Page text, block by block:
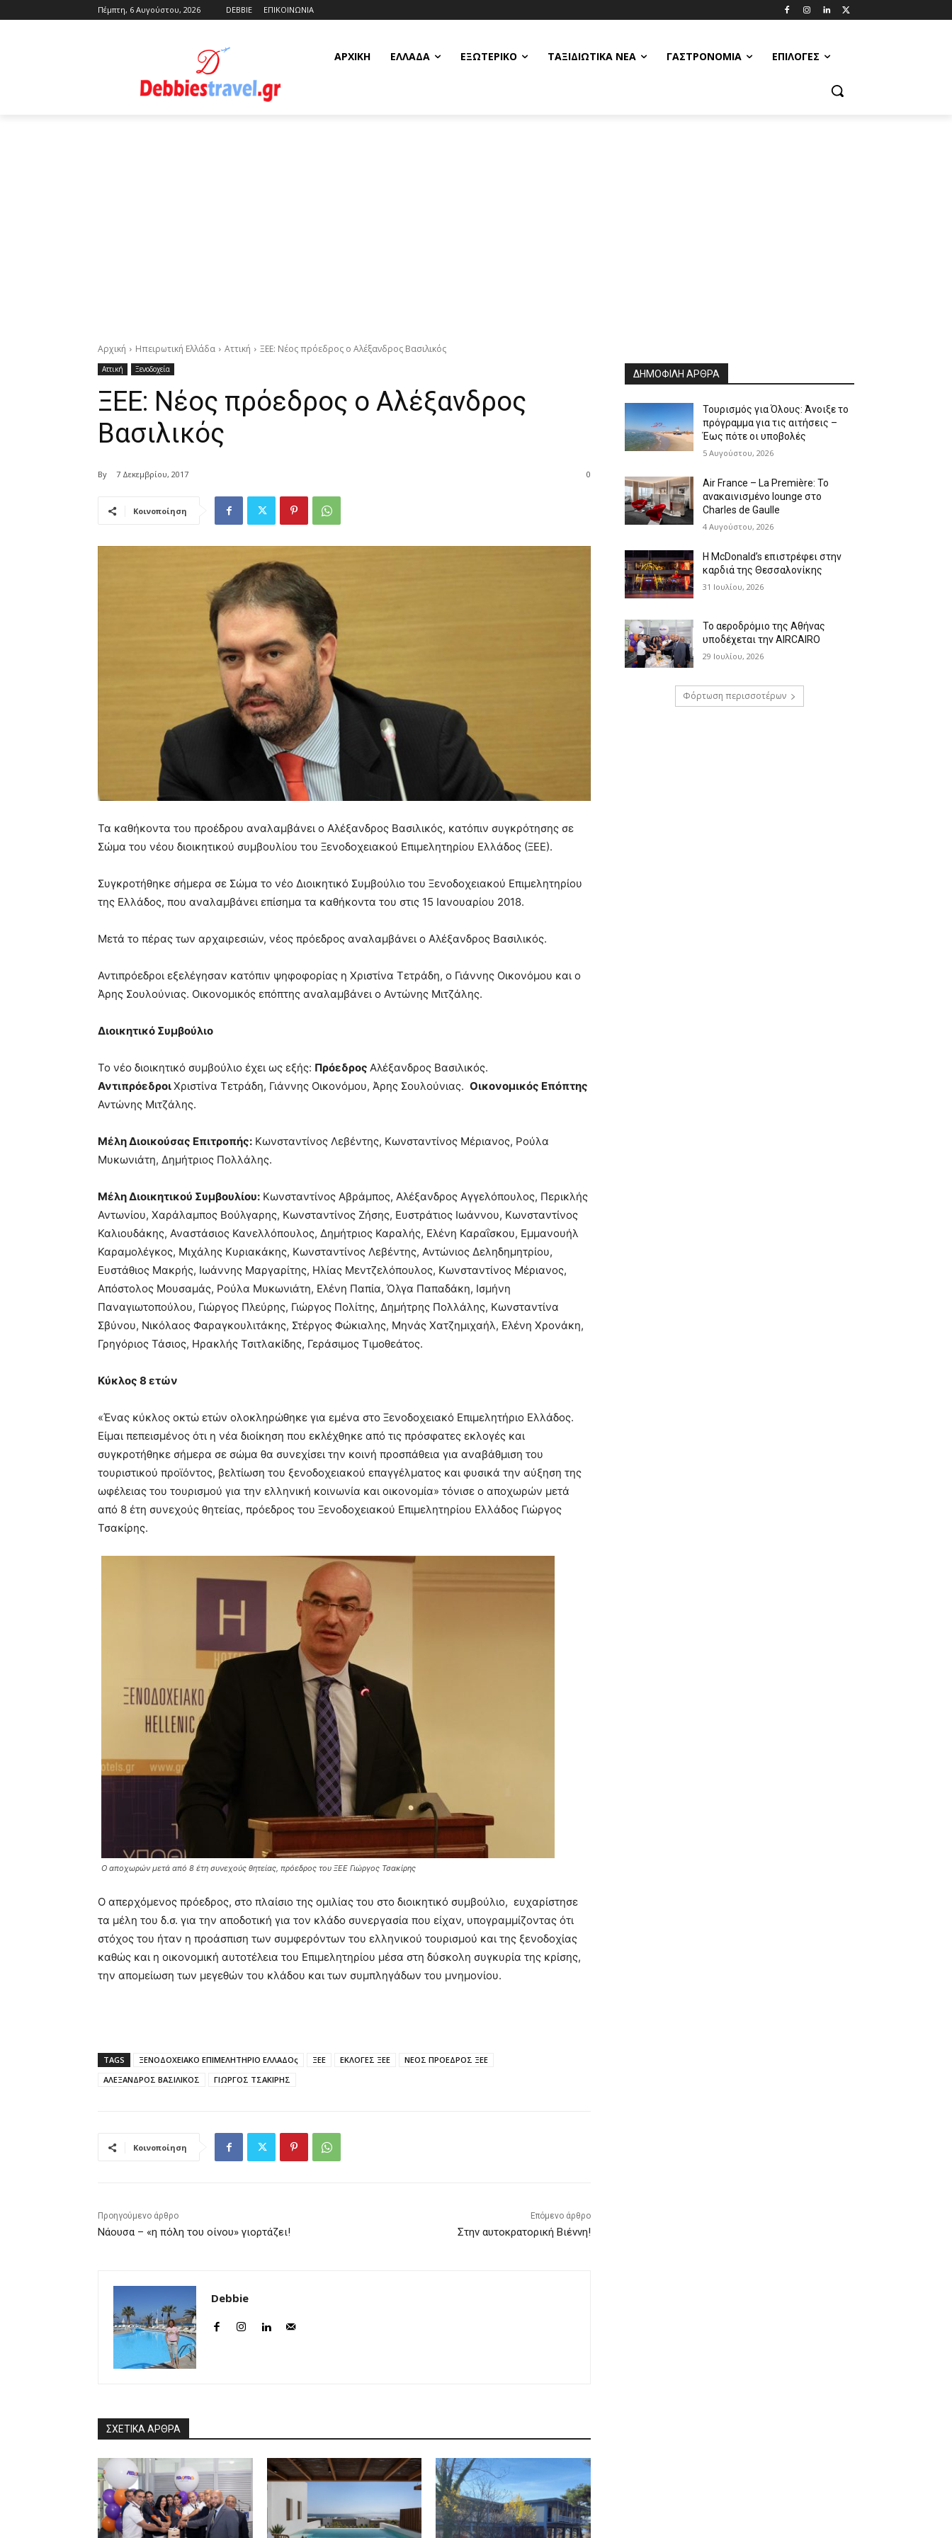
Πέμπτη, 6 Αυγούστου, 2026 DEBBIE ΕΠΙΚΟΙΝΩΝΙΑ
ΑΡΧΙΚΗ ΕΛΛΆΔΑ ΕΞΩΤΕΡΙΚΌ ΤΑΞΙΔΙΩΤΙΚΆ ΝΈΑ ΓΑΣΤΡΟΝΟΜΊΑ ΕΠΙΛΟΓΈΣ
Αρχική Ηπειρωτική Ελλάδα Αττική ΞΕΕ: Νέος πρόεδρος ο Αλέξανδρος Βασιλικός
Αττική Ξενοδοχεία
ΞΕΕ: Νέος πρόεδρος ο Αλέξανδρος
Βασιλικός
By 7 Δεκεμβρίου, 2017 0
Κοινοποίηση
Τα καθήκοντα του προέδρου αναλαμβάνει ο Αλέξανδρος Βασιλικός, κατόπιν συγκρότησης σε
Σώμα του νέου διοικητικού συμβουλίου του Ξενοδοχειακού Επιμελητηρίου Ελλάδος (ΞΕΕ).
Συγκροτήθηκε σήμερα σε Σώμα το νέο Διοικητικό Συμβούλιο του Ξενοδοχειακού Επιμελητηρίου
της Ελλάδος, που αναλαμβάνει επίσημα τα καθήκοντα του στις 15 Ιανουαρίου 2018.
Μετά το πέρας των αρχαιρεσιών, νέος πρόεδρος αναλαμβάνει ο Αλέξανδρος Βασιλικός.
Αντιπρόεδροι εξελέγησαν κατόπιν ψηφοφορίας η Χριστίνα Τετράδη, ο Γιάννης Οικονόμου και ο
Άρης Σουλούνιας. Οικονομικός επόπτης αναλαμβάνει ο Αντώνης Μιτζάλης.
Διοικητικό Συμβούλιο
Το νέο διοικητικό συμβούλιο έχει ως εξής: Πρόεδρος Αλέξανδρος Βασιλικός.
ΑντιπρόεδροιΧριστίνα Τετράδη, Γιάννης Οικονόμου, Άρης Σουλούνιας. Οικονομικός Επόπτης
Αντώνης Μιτζάλης.
Μέλη Διοικούσας Επιτροπής: Κωνσταντίνος Λεβέντης, Κωνσταντίνος Μέριανος, Ρούλα
Μυκωνιάτη, Δημήτριος Πολλάλης.
Μέλη Διοικητικού Συμβουλίου: Κωνσταντίνος Αβράμπος, Αλέξανδρος Αγγελόπουλος, Περικλής
Αντωνίου, Χαράλαμπος Βούλγαρης, Κωνσταντίνος Ζήσης, Ευστράτιος Ιωάννου, Κωνσταντίνος
Καλιουδάκης, Αναστάσιος Κανελλόπουλος, Δημήτριος Καραλής, Ελένη Καραΐσκου, Εμμανουήλ
Καραμολέγκος, Μιχάλης Κυριακάκης, Κωνσταντίνος Λεβέντης, Αντώνιος Δεληδημητρίου,
Ευστάθιος Μακρής, Ιωάννης Μαργαρίτης, Ηλίας Μεντζελόπουλος, Κωνσταντίνος Μέριανος,
Απόστολος Μουσαμάς, Ρούλα Μυκωνιάτη, Ελένη Παπία, Όλγα Παπαδάκη, Ισμήνη
Παναγιωτοπούλου, Γιώργος Πλεύρης, Γιώργος Πολίτης, Δημήτρης Πολλάλης, Κωνσταντίνα
Σβύνου, Νικόλαος Φαραγκουλιτάκης, Στέργος Φώκιαλης, Μηνάς Χατζημιχαήλ, Ελένη Χρονάκη,
Γρηγόριος Τάσιος, Ηρακλής Τσιτλακίδης, Γεράσιμος Τιμοθεάτος.
Κύκλος 8 ετών
«Ένας κύκλος οκτώ ετών ολοκληρώθηκε για εμένα στο Ξενοδοχειακό Επιμελητήριο Ελλάδος.
Είμαι πεπεισμένος ότι η νέα διοίκηση που εκλέχθηκε από τις πρόσφατες εκλογές και
συγκροτήθηκε σήμερα σε σώμα θα συνεχίσει την κοινή προσπάθεια για αναβάθμιση του
τουριστικού προϊόντος, βελτίωση του ξενοδοχειακού επαγγέλματος και φυσικά την αύξηση της
ωφέλειας του τουρισμού για την ελληνική κοινωνία και οικονομία» τόνισε ο αποχωρών μετά
από 8 έτη συνεχούς θητείας, πρόεδρος του Ξενοδοχειακού Επιμελητηρίου Ελλάδος Γιώργος
Τσακίρης.
Ο αποχωρών μετά από 8 έτη συνεχούς θητείας, πρόεδρος του ΞΕΕ Γιώργος Τσακίρης
Ο απερχόμενος πρόεδρος, στο πλαίσιο της ομιλίας του στο διοικητικό συμβούλιο, ευχαρίστησε
τα μέλη του δ.σ. για την αποδοτική για τον κλάδο συνεργασία που είχαν, υπογραμμίζοντας ότι
στόχος του ήταν η προάσπιση των συμφερόντων του ελληνικού τουρισμού και της ξενοδοχίας
καθώς και η οικονομική αυτοτέλεια του Επιμελητηρίου μέσα στη δύσκολη συγκυρία της κρίσης,
την απομείωση των μεγεθών του κλάδου και των συμπληγάδων του μνημονίου.
TAGS ΞΕΝΟΔΟΧΕΙΑΚΟ ΕΠΙΜΕΛΗΤΗΡΙΟ ΕΛΛΑΔΟς ΞΕΕ ΕΚΛΟΓΕΣ ΞΕΕ
ΝΕΟΣ ΠΡΟΕΔΡΟΣ ΞΕΕ
ΑΛΕΞΑΝΔΡΟΣ ΒΑΣΙΛΙΚΟΣ
ΓΙΩΡΓΟΣ ΤΣΑΚΙΡΗΣ
Κοινοποίηση
Προηγούμενο άρθρο
Νάουσα – «η πόλη του οίνου» γιορτάζει!
Επόμενο άρθρο
Στην αυτοκρατορική Βιέννη!
Debbie
ΣΧΕΤΙΚΑ ΑΡΘΡΑ
ΔΗΜΟΦΙΛΗ ΑΡΘΡΑ
Τουρισμός για Όλους: Άνοιξε το
πρόγραμμα για τις αιτήσεις –
Έως πότε οι υποβολές
5 Αυγούστου, 2026
Air France – La Première: Το
ανακαινισμένο lounge στο
Charles de Gaulle
4 Αυγούστου, 2026
Η McDonald’s επιστρέφει στην
καρδιά της Θεσσαλονίκης
31 Ιουλίου, 2026
Το αεροδρόμιο της Αθήνας
υποδέχεται την AIRCAIRO
29 Ιουλίου, 2026
Φόρτωση περισσοτέρων